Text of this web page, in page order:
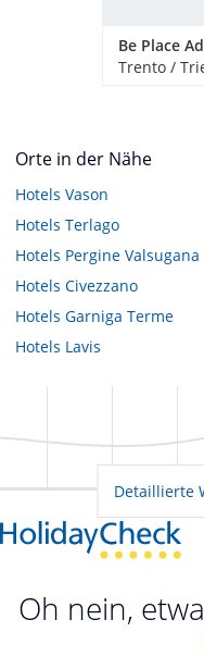
Trento /
Orte in der Nähe
Hotels Vason
Hotels Terlago
Hotels Pergine Valsugana
Hotels Civezzano
Hotels Garniga Terme
Hotels Lavis
Detaillierte
Oh nein,